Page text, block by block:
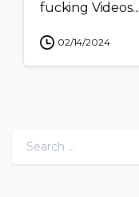
fucking Videos...
02/14/2024